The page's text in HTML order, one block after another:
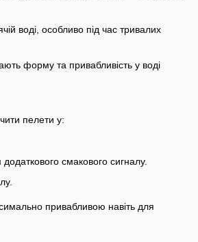
воді, особливо під час тривалих
форму та привабливість у воді
пелети у:
смакового сигналу.
привабливою навіть для